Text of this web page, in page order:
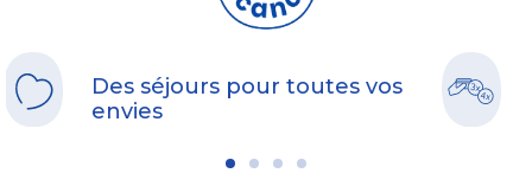
Des séjours pour toutes vos
envies